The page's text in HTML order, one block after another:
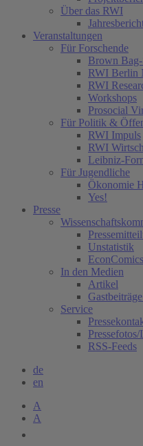
Über das RWI
Veranstaltungen
Für Forschende
Brown
RWI Berlin
RWI
Workshops
Prosocial
Für Politik &
RWI Impuls
RWI
Leibniz-
Für Jugendliche
Ökonomie
Yes!
Presse
Unstatistik
EconComics
In den Medien
Artikel
Service
RSS-Feeds
de
en
A
A